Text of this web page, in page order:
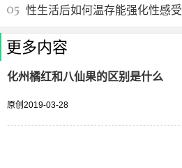
性生活后如何温存能强化性感受
更多内容
化州橘红和八仙果的区别是什么
原创 2019-03-28